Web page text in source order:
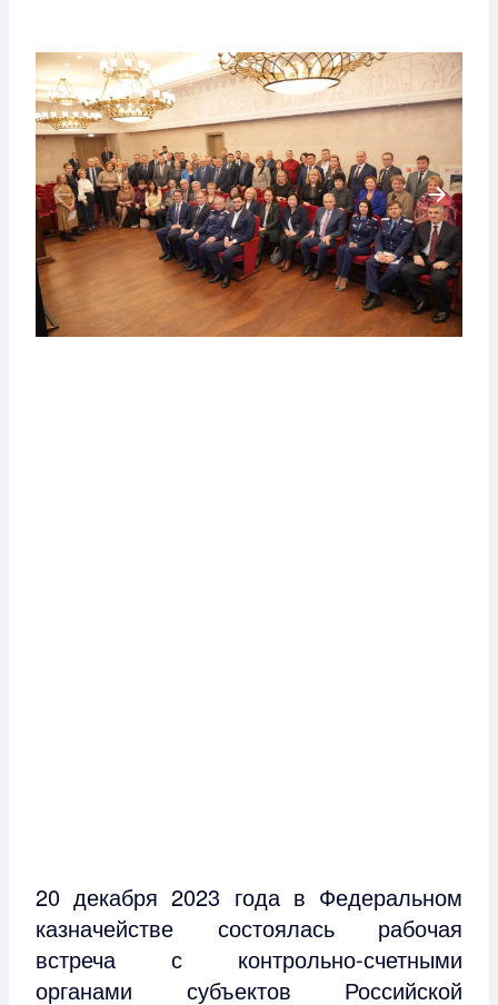
20 декабря 2023 года в Федеральном
казначействе состоялась рабочая
встреча с контрольно-счетными
органами субъектов Российской